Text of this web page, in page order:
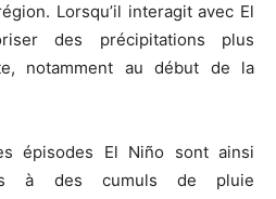
Lorsqu’il interagit avec El
des précipitations plus
notamment au début de la
épisodes El Niño sont ainsi
à des cumuls de pluie